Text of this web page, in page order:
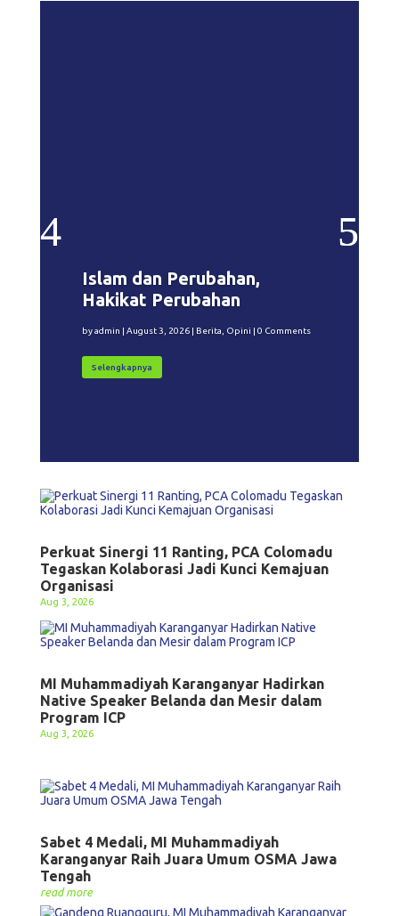
Islam dan Perubahan,
Hakikat Perubahan
byadmin | August 3, 2026| Berita Opini | 0 Comments
Selengkapnya
Perkuat Sinergi 11 Ranting, PCA Colomadu
Tegaskan Kolaborasi Jadi Kunci Kemajuan
Organisasi
Aug 3, 2026
MI Muhammadiyah Karanganyar Hadirkan
Native Speaker Belanda dan Mesir dalam
Program ICP
Aug 3, 2026
Sabet 4 Medali, MI Muhammadiyah
Karanganyar Raih Juara Umum OSMA Jawa
Tengah
read more